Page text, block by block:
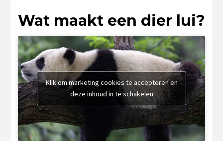
Wat maakt een dier lui?
Klik om marketing cookies te accepteren en
deze inhoud in te schakelen